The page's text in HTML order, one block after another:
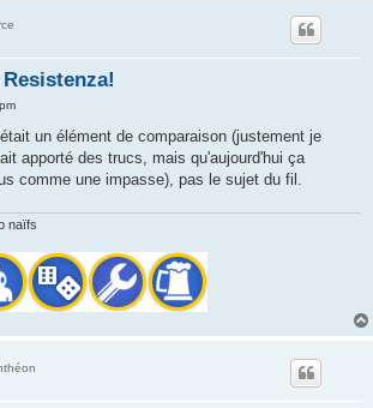
un élément de comparaison (justement je
apporté des trucs, mais qu'aujourd'hui ça
comme une impasse), pas le sujet du fil.
naïfs